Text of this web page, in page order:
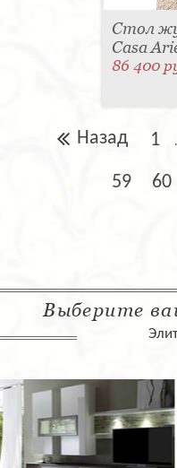
Стол
Casa
86 400
Назад 1
59 60
Выберите